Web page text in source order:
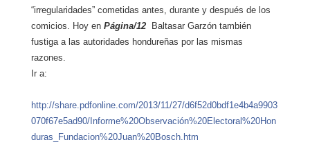
“irregularidades” cometidas antes, durante y después de los
comicios. Hoy en Página/12Baltasar Garzón también
fustiga a las autoridades hondureñas por las mismas
razones.
Ir a:
http://share.pdfonline.com/2013/11/27/d6f52d0bdf1e4b4a9903
070f67e5ad90/Informe%20Observación%20Electoral%20Hon
duras_Fundacion%20Juan%20Bosch.htm